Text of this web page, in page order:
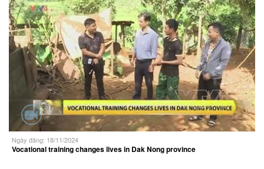
Ngày đăng: 18/11/2024
Vocational training changes lives in Dak Nong province